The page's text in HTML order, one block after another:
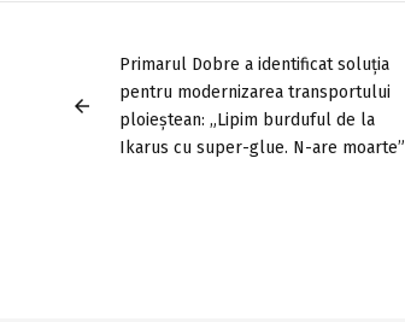
arrow_back
Primarul Dobre a identificat soluția
pentru modernizarea transportului
ploieștean: „Lipim burduful de la
Ikarus cu super-glue. N-are moarte”